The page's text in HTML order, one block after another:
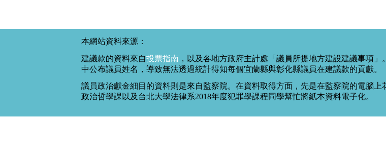
本網站資料來源：
建議款的資料來自投票指南 ，以及各地方政府主計處「議員所提地方建設建議事項
中公布議員姓名，導致無法透過統計得知每個宜蘭縣與彰化縣議員在建議款的貢獻。
議員政治獻金細目的資料則是來自監察院。在資料取得方面，先是在監察院的電腦
政治哲學課以及台北大學法律系2018年度犯罪學課程同學幫忙將紙本資料電子化。